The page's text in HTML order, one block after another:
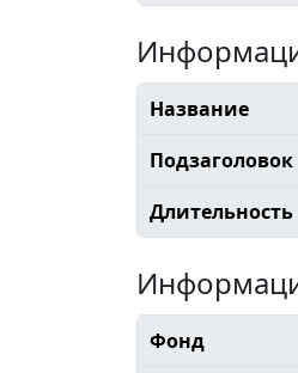
Название
Подзаголовок
Длительность
Фонд